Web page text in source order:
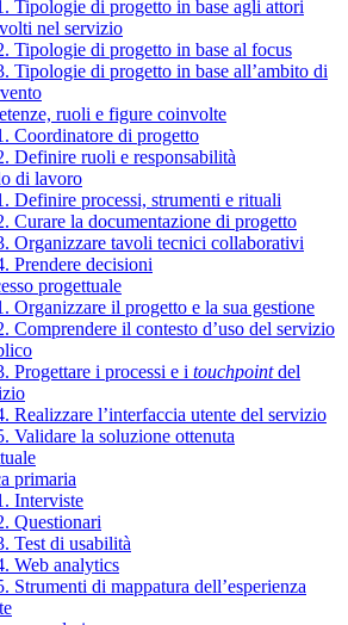
Tipologie di progetto in base agli attori
nel servizio
Tipologie di progetto in base al focus
Tipologie di progetto in base all’ambito di
ruoli e figure coinvolte
Coordinatore di progetto
Definire ruoli e responsabilità
di lavoro
Definire processi, strumenti e rituali
Curare la documentazione di progetto
Organizzare tavoli tecnici collaborativi
Prendere decisioni
progettuale
Organizzare il progetto e la sua gestione
Comprendere il contesto d’uso del servizio
Progettare i processi e i touchpointdel
Realizzare l’interfaccia utente del servizio
Validare la soluzione ottenuta
primaria
Interviste
Questionari
Test di usabilità
Web analytics
Strumenti di mappatura dell’esperienza